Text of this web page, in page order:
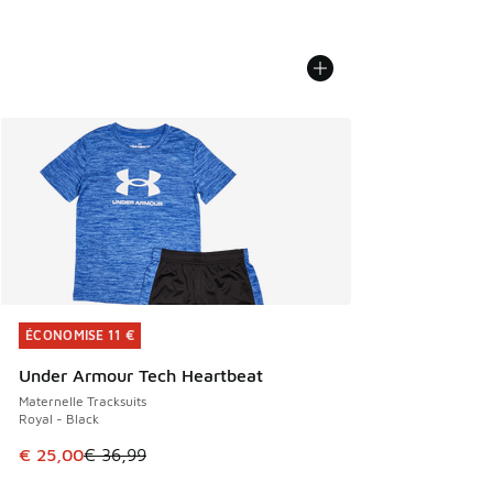
ÉCONOMISE 11 €
Under Armour Tech Heartbeat
Maternelle Tracksuits
Royal - Black
Cet article est en promotion. Prix en baisse de € 36,99 à
€ 25,00€ 36,99
ÉCONOMISE 11 €